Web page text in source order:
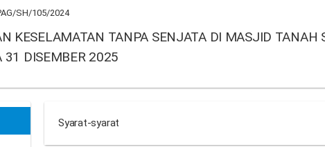
SH/105/2024
KESELAMATAN TANPA SENJATA DI MASJID TANAH
31 DISEMBER 2025
Syarat-syarat